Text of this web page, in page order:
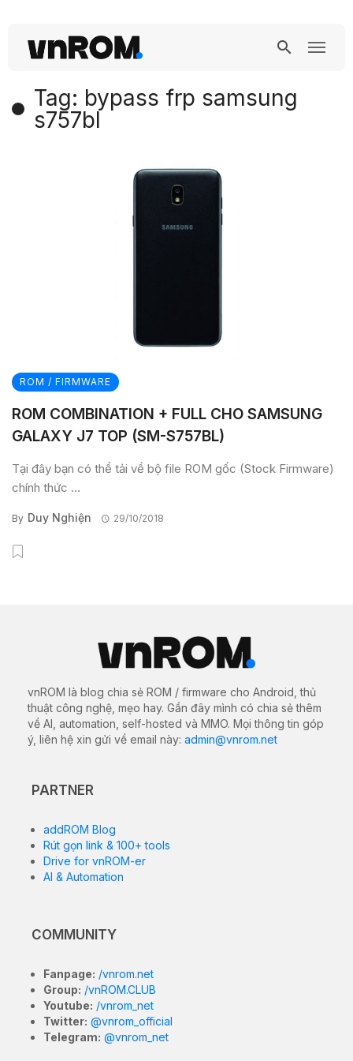
Tag: bypass frp samsung
s757bl
ROM / FIRMWARE
ROM COMBINATION + FULL CHO SAMSUNG
GALAXY J7 TOP (SM-S757BL)
Tại đây bạn có thể tải về bộ file ROM gốc (Stock Firmware)
chính thức ...
By Duy Nghiện 29/10/2018
vnROM là blog chia sẻ ROM / firmware cho Android, thủ
thuật công nghệ, mẹo hay. Gần đây mình có chia sẻ thêm
về AI, automation, self-hosted và MMO. Mọi thông tin góp
ý, liên hệ xin gửi về email này: admin@vnrom.net
PARTNER
addROM Blog
Rút gọn link & 100+ tools
Drive for vnROM-er
AI & Automation
COMMUNITY
Fanpage: /vnrom.net
Group: /vnROM.CLUB
Youtube: /vnrom_net
Twitter: @vnrom_official
Telegram: @vnrom_net